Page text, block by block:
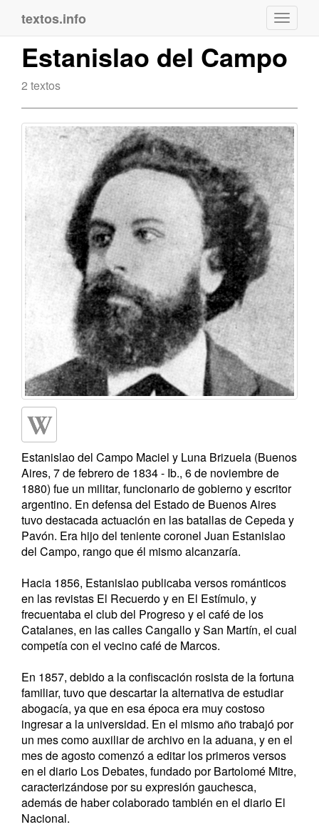
textos.info
Estanislao del Campo
2 textos
Estanislao del Campo Maciel y Luna Brizuela (Buenos
Aires, 7 de febrero de 1834 - Ib., 6 de noviembre de
1880) fue un militar, funcionario de gobierno y escritor
argentino. En defensa del Estado de Buenos Aires
tuvo destacada actuación en las batallas de Cepeda y
Pavón. Era hijo del teniente coronel Juan Estanislao
del Campo, rango que él mismo alcanzaría.
Hacia 1856, Estanislao publicaba versos románticos
en las revistas El Recuerdo y en El Estímulo, y
frecuentaba el club del Progreso y el café de los
Catalanes, en las calles Cangallo y San Martín, el cual
competía con el vecino café de Marcos.
En 1857, debido a la confiscación rosista de la fortuna
familiar, tuvo que descartar la alternativa de estudiar
abogacía, ya que en esa época era muy costoso
ingresar a la universidad. En el mismo año trabajó por
un mes como auxiliar de archivo en la aduana, y en el
mes de agosto comenzó a editar los primeros versos
en el diario Los Debates, fundado por Bartolomé Mitre,
caracterizándose por su expresión gauchesca,
además de haber colaborado también en el diario El
Nacional.